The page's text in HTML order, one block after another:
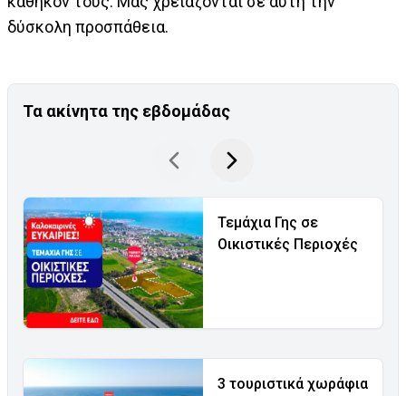
δύσκολη προσπάθεια.
Τα ακίνητα της εβδομάδας
Τεμάχια Γης σε
Οικιστικές Περιοχές
3 τουριστικά χωράφια